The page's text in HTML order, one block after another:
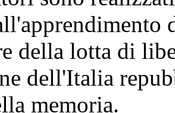
della lotta di
dell'Italia
memoria.